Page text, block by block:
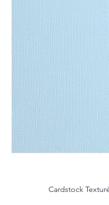
Cardstock